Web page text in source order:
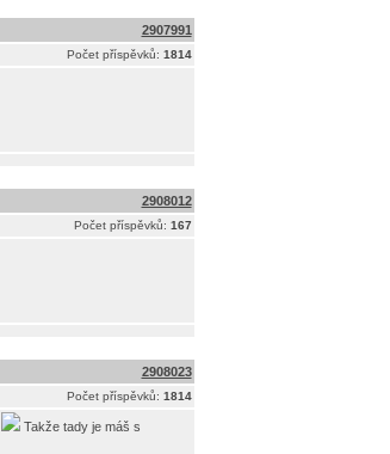
2907991
Počet příspěvků: 1814
2908012
Počet příspěvků: 167
2908023
Počet příspěvků: 1814
Takže tady je máš s